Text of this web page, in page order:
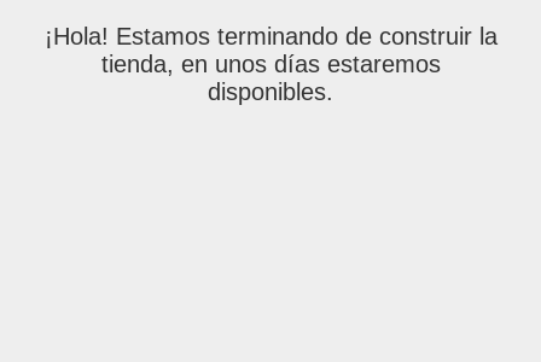
¡Hola! Estamos terminando de construir la
tienda, en unos días estaremos
disponibles.